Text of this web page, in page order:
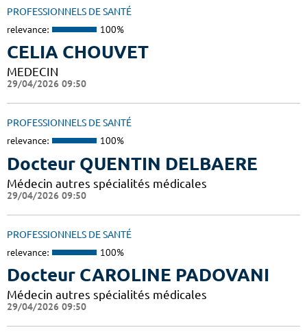
PROFESSIONNELS DE SANTÉ
relevance: 100%
CELIA CHOUVET
MEDECIN
29/04/2026 09:50
PROFESSIONNELS DE SANTÉ
relevance: 100%
Docteur QUENTIN DELBAERE
Médecin autres spécialités médicales
29/04/2026 09:50
PROFESSIONNELS DE SANTÉ
relevance: 100%
Docteur CAROLINE PADOVANI
Médecin autres spécialités médicales
29/04/2026 09:50